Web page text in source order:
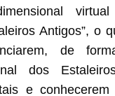
Antigos”, o
de
dos
e conhecerem